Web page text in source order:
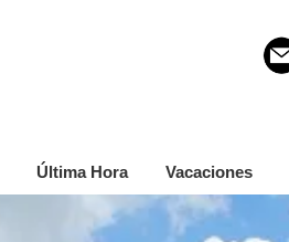
Última Hora Vacaciones